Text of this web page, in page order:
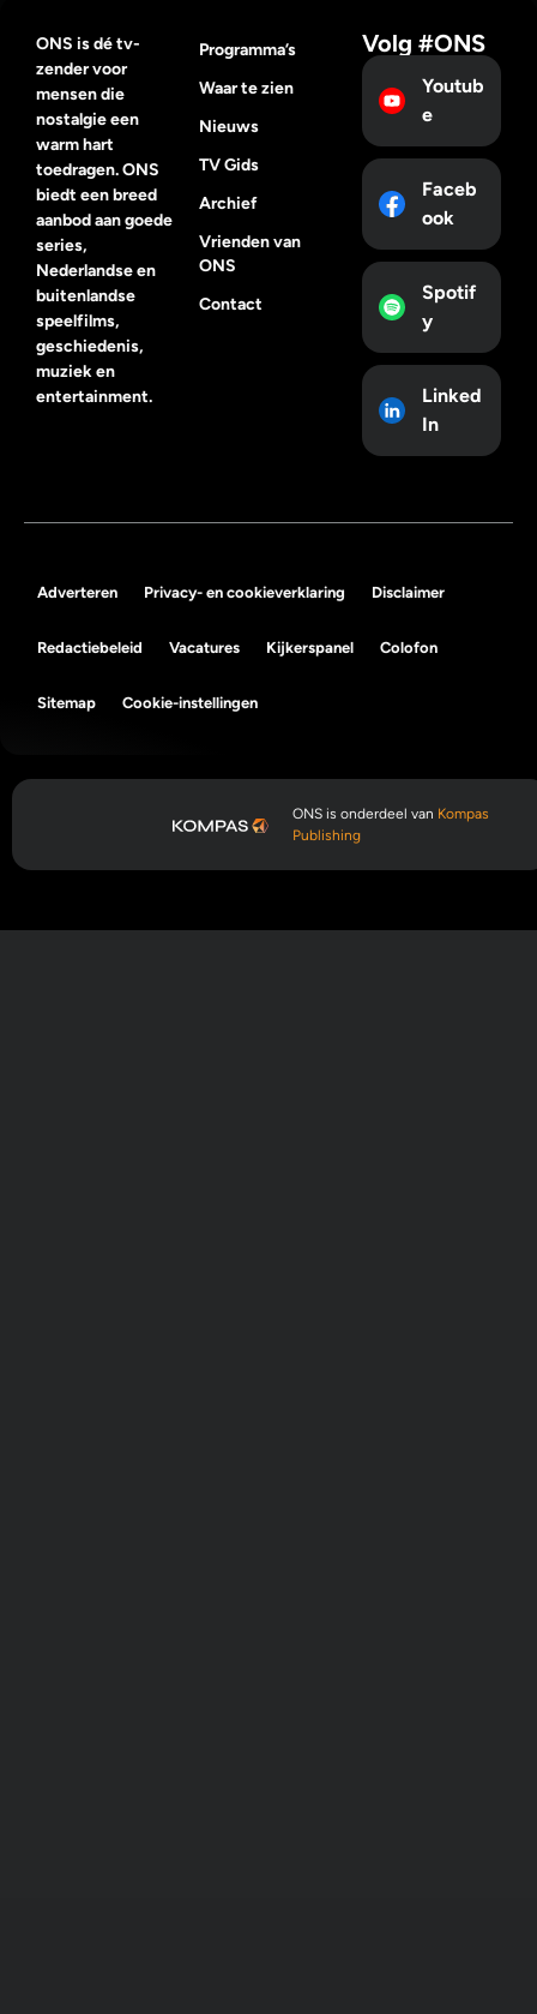
ONS is dé tv-
zender voor
mensen die
nostalgie een
warm hart
toedragen. ONS
biedt een breed
aanbod aan goede
series,
Nederlandse en
buitenlandse
speelfilms,
geschiedenis,
muziek en
entertainment.
Programma’s
Waar te zien
Nieuws
TV Gids
Archief
Vrienden van
ONS
Contact
Volg #ONS
Youtub
e
Faceb
ook
Spotif
y
Linked
In
Adverteren Privacy- en cookieverklaring Disclaimer
Redactiebeleid Vacatures Kijkerspanel Colofon
Sitemap Cookie-instellingen
ONS is onderdeel van Kompas
Publishing